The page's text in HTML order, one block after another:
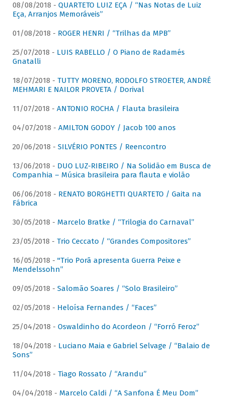
08/08/2018 - QUARTETO LUIZ EÇA / “Nas Notas de Luiz
Eça, Arranjos Memoráveis”
01/08/2018 - ROGER HENRI / “Trilhas da MPB”
25/07/2018 - LUIS RABELLO / O Piano de Radamés
Gnatalli
18/07/2018 - TUTTY MORENO, RODOLFO STROETER, ANDRÉ
MEHMARI E NAILOR PROVETA / Dorival
11/07/2018 - ANTONIO ROCHA / Flauta brasileira
04/07/2018 - AMILTON GODOY / Jacob 100 anos
20/06/2018 - SILVÉRIO PONTES / Reencontro
13/06/2018 - DUO LUZ-RIBEIRO / Na Solidão em Busca de
Companhia – Música brasileira para flauta e violão
06/06/2018 - RENATO BORGHETTI QUARTETO / Gaita na
Fábrica
30/05/2018 - Marcelo Bratke / “Trilogia do Carnaval”
23/05/2018 - Trio Ceccato / “Grandes Compositores”
16/05/2018 - "Trio Porã apresenta Guerra Peixe e
Mendelssohn”
09/05/2018 - Salomão Soares / “Solo Brasileiro”
02/05/2018 - Heloísa Fernandes / “Faces”
25/04/2018 - Oswaldinho do Acordeon / “Forró Feroz”
18/04/2018 - Luciano Maia e Gabriel Selvage / “Balaio de
Sons”
11/04/2018 - Tiago Rossato / “Arandu”
04/04/2018 - Marcelo Caldi / “A Sanfona É Meu Dom”